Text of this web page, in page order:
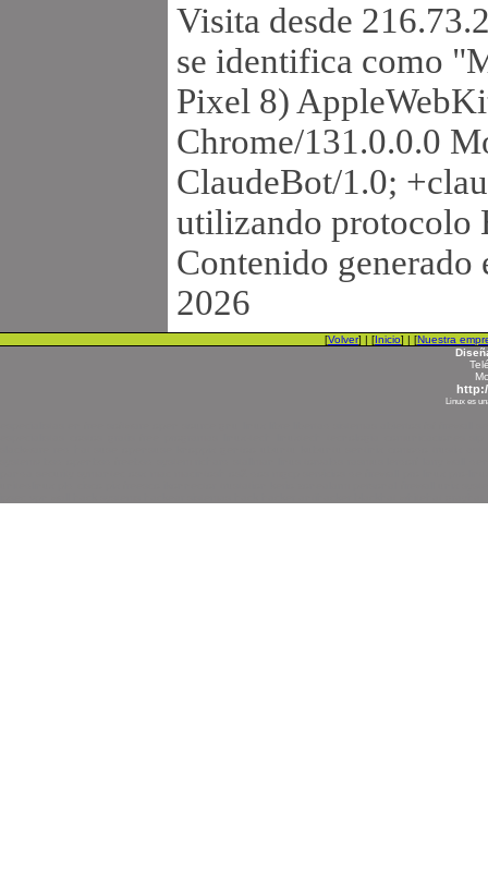
Visita desde
se identifica como
Pixel 8)
Chrome/131.0.0.0
ClaudeBot/1.0;
utilizando protocolo
Contenido
2026
[Volver] | [Inicio] | [Nuestra
Linux es